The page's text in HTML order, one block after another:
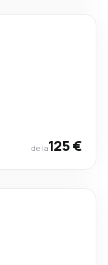
de la125 €